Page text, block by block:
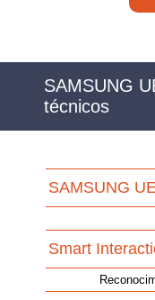
SAMSUNG
técnicos
SAMSUNG
Smart